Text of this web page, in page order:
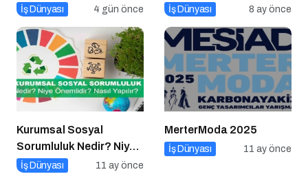
Atölyesi Programına
İş Dünyası 4 gün önce
için 10 Altın İpucu
İş Dünyası 8 ay önce
Kurumsal Sosyal
Sorumluluk Nedir? Niye
Önemlidir? Kurumsal
İş Dünyası 11 ay önce
MerterModa 2025
İş Dünyası 11 ay önce